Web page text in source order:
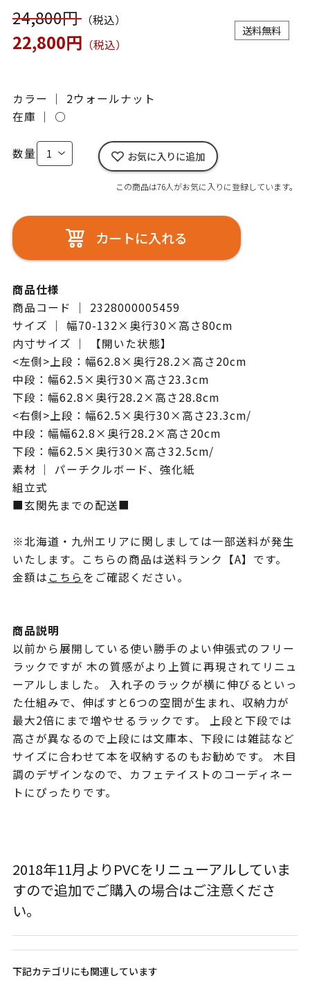
24,800円（税込）
22,800円 （税込）
送料無料
カラー ｜ 2ウォールナット
在庫 ｜ ○
数量 お気に入りに追加
この商品は76人がお気に入りに登録しています。
カートに入れる
商品仕様
商品コード ｜ 2328000005459
サイズ ｜ 幅70-132×奥行30×高さ80cm
内寸サイズ ｜ 【開いた状態】
<左側>上段：幅62.8×奥行28.2×高さ20cm
中段：幅62.5×奥行30×高さ23.3cm
下段：幅62.8×奥行28.2×高さ28.8cm
<右側>上段：幅62.5×奥行30×高さ23.3cm/
中段：幅幅62.8×奥行28.2×高さ20cm
下段：幅62.5×奥行30×高さ32.5cm/
素材 ｜ パーチクルボード、強化紙
組立式
■玄関先までの配送■
※北海道・九州エリアに関しましては一部送料が発生
いたします。こちらの商品は送料ランク【A】です。
金額はこちらをご確認ください。
商品説明
以前から展開している使い勝手のよい伸張式のフリー
ラックですが 木の質感がより上質に再現されてリニュ
ーアルしました。 入れ子のラックが横に伸びるといっ
た仕組みで、伸ばすと6つの空間が生まれ、収納力が
最大2倍にまで増やせるラックです。 上段と下段では
高さが異なるので上段には文庫本、下段には雑誌など
サイズに合わせて本を収納するのもお勧めです。 木目
調のデザインなので、カフェテイストのコーディネー
トにぴったりです。
2018年11月よりPVCをリニューアルしていま
すので追加でご購入の場合はご注意くださ
い。
下記カテゴリにも関連しています